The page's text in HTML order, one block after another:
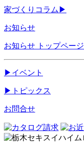
家づくりコラム ▶
お知らせ
お知らせ トップページ
▶ イベント
▶ トピックス
お問合せ